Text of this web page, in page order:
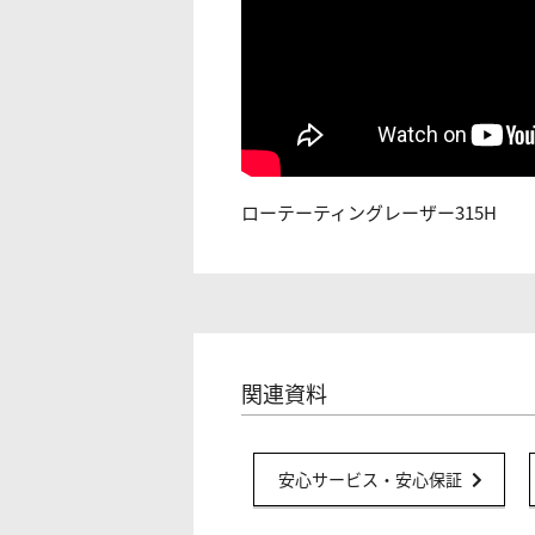
ローテーティングレーザー315H
関連資料
安心サービス・安心保証